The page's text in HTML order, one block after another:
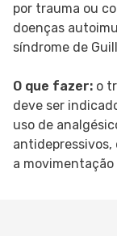
por trauma ou
doenças
síndrome de
O que fazer: o
deve ser
uso de
antidepressivos,
a movimentação